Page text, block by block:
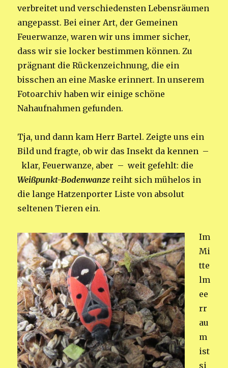
verbreitet und verschiedensten Lebensräumen
angepasst. Bei einer Art, der Gemeinen
Feuerwanze, waren wir uns immer sicher,
dass wir sie locker bestimmen können. Zu
prägnant die Rückenzeichnung, die ein
bisschen an eine Maske erinnert. In unserem
Fotoarchiv haben wir einige schöne
Nahaufnahmen gefunden.
Tja, und dann kam Herr Bartel. Zeigte uns ein
Bild und fragte, ob wir das Insekt da kennen –
klar, Feuerwanze, aber – weit gefehlt: die
Weißpunkt-Bodenwanze reiht sich mühelos in
die lange Hatzenporter Liste von absolut
seltenen Tieren ein.
Im
Mi
tte
lm
ee
rr
au
m
ist
si